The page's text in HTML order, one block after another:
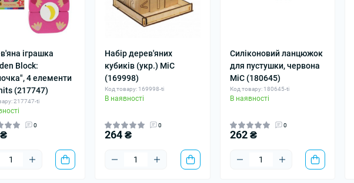
іграшка
Block:
4 елементи
(217747)
217747-ti
0
Набір дерев'яних
кубиків (укр.) MiC
(169998)
Код товару: 169998-ti
В наявності
0
264 ₴
Силіконовий ланцюжок
для пустушки, червона
MiC (180645)
Код товару: 180645-ti
В наявності
0
262 ₴